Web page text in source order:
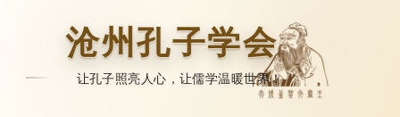
沧州孔子学会
让孔子照亮人心，让儒学温暖世界！